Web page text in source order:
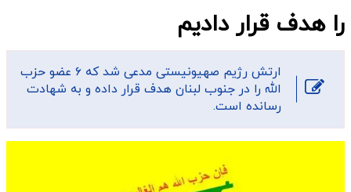
را هدف قرار دادیم
ارتش رژیم صهیونیستی مدعی شد که ۶ عضو حزب
الله را در جنوب لبنان هدف قرار داده و به شهادت
رسانده است.